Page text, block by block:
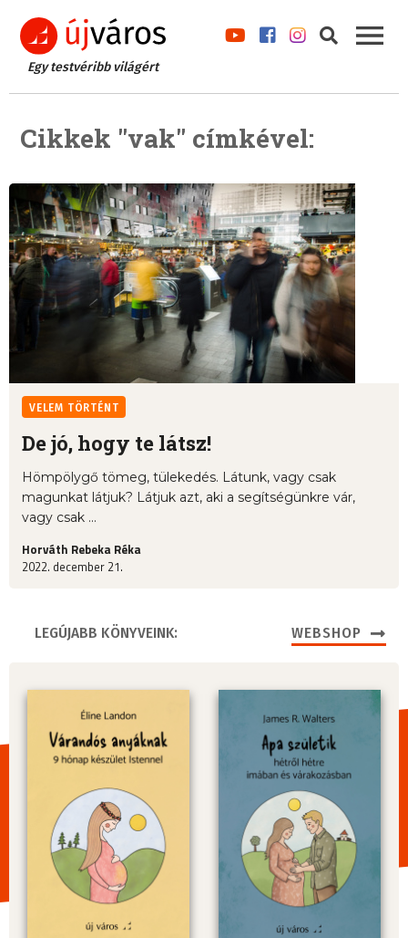
Egy testvéribb világért
Cikkek "vak" címkével:
VELEM TÖRTÉNT
De jó, hogy te látsz!
Hömpölygő tömeg, tülekedés. Látunk, vagy csak
magunkat látjuk? Látjuk azt, aki a segítségünkre vár,
vagy csak ...
Horváth Rebeka Réka
2022. december 21.
LEGÚJABB KÖNYVEINK: WEBSHOP